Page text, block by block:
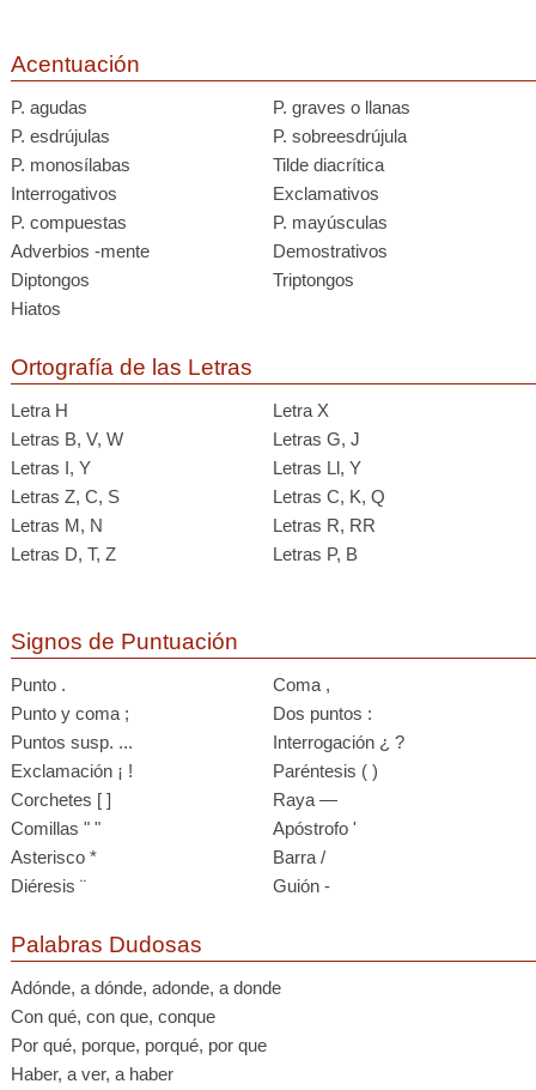
Acentuación
P. agudas
P. graves o llanas
P. esdrújulas
P. sobreesdrújula
P. monosílabas
Tilde diacrítica
Interrogativos
Exclamativos
P. compuestas
P. mayúsculas
Adverbios -mente
Demostrativos
Diptongos
Triptongos
Hiatos
Ortografía de las Letras
Letra H
Letra X
Letras B, V, W
Letras G, J
Letras I, Y
Letras Ll, Y
Letras Z, C, S
Letras C, K, Q
Letras M, N
Letras R, RR
Letras D, T, Z
Letras P, B
Signos de Puntuación
Punto .
Coma ,
Punto y coma ;
Dos puntos :
Puntos susp. ...
Interrogación ¿ ?
Exclamación ¡ !
Paréntesis ( )
Corchetes [ ]
Raya —
Comillas " "
Apóstrofo '
Asterisco *
Barra /
Diéresis ¨
Guión -
Palabras Dudosas
Adónde, a dónde, adonde, a donde
Con qué, con que, conque
Por qué, porque, porqué, por que
Haber, a ver, a haber